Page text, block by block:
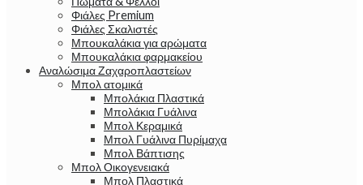
Φιάλες Premium
Φιάλες Σκαλιστές
Μπουκαλάκια για αρώματα
Μπουκαλάκια φαρμακείου
Αναλώσιμα Ζαχαροπλαστείων
Μπολ ατομικά
Μπολάκια Πλαστικά
Μπολάκια Γυάλινα
Μπολ Κεραμικά
Μπολ Γυάλινα Πυρίμαχα
Μπολ Βάπτισης
Μπολ Οικογενειακά
Μπολ Πλαστικά